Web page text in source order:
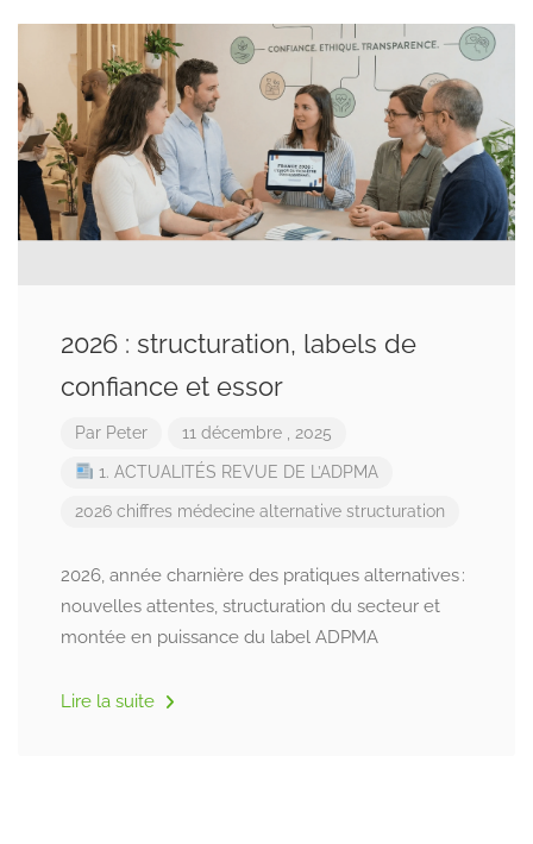
2026 : structuration, labels de
confiance et essor
Par Peter 11 décembre , 2025
1. ACTUALITÉS REVUE DE L’ADPMA
2026 chiffres médecine alternative structuration
2026, année charnière des pratiques alternatives :
nouvelles attentes, structuration du secteur et
montée en puissance du label ADPMA
Lire la suite